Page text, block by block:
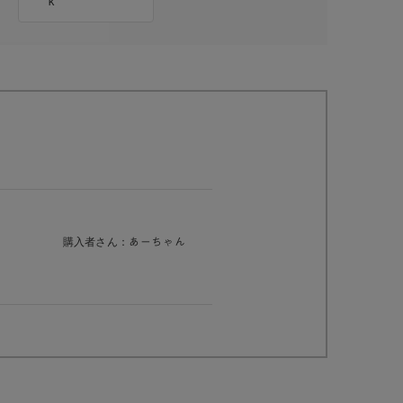
購入者さん： あーちゃん